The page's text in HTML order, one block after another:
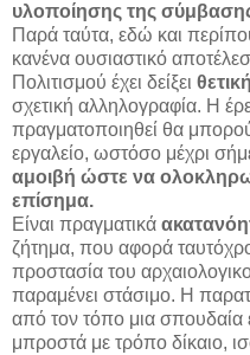
υλοποίησης της
Παρά ταύτα, εδώ και
κανένα ουσιαστικό
Πολιτισμού έχει δείξει
σχετική αλληλογραφία. Η
πραγματοποιηθεί θα
εργαλείο, ωστόσο μέχρι
αμοιβή ώστε να
επίσημα.
Είναι πραγματικά
ζήτημα, που αφορά
προστασία του
παραμένει στάσιμο. Η
από τον τόπο μια σπουδαία
μπροστά με τρόπο δίκαιο,